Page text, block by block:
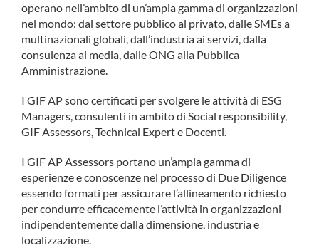
operano nell’ambito di un’ampia gamma di organizzazioni
nel mondo: dal settore pubblico al privato, dalle SMEs a
multinazionali globali, dall’industria ai servizi, dalla
consulenza ai media, dalle ONG alla Pubblica
Amministrazione.
I GIF AP sono certificati per svolgere le attività di ESG
Managers, consulenti in ambito di Social responsibility,
GIF Assessors, Technical Expert e Docenti.
I GIF AP Assessors portano un’ampia gamma di
esperienze e conoscenze nel processo di Due Diligence
essendo formati per assicurare l’allineamento richiesto
per condurre efficacemente l’attività in organizzazioni
indipendentemente dalla dimensione, industria e
localizzazione.